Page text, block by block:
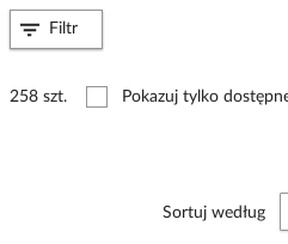
258 szt. Pokazuj tylko
Sortuj według
Filtr